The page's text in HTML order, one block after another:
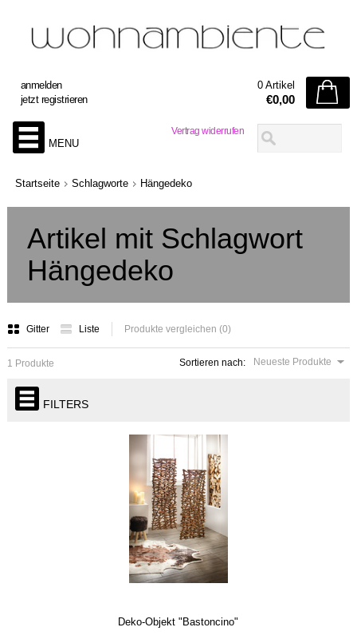
Vertrag widerrufen
anmelden
jetzt registrieren
0 Artikel
€0,00
MENU
Startseite Schlagworte Hängedeko
Artikel mit Schlagwort
Hängedeko
Gitter Liste Produkte vergleichen (0)
Sortieren nach: Neueste Produkte
1 Produkte
FILTERS
Deko-Objekt "Bastoncino"